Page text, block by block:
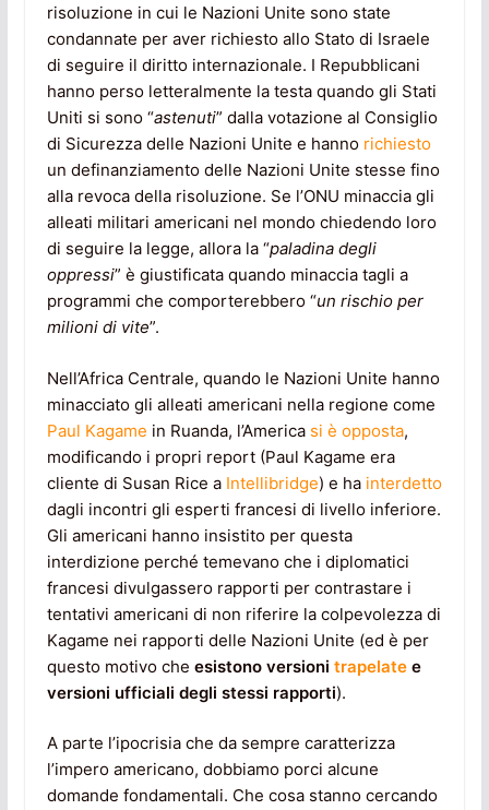
risoluzione in cui le Nazioni Unite sono state
condannate per aver richiesto allo Stato di Israele
di seguire il diritto internazionale. I Repubblicani
hanno perso letteralmente la testa quando gli Stati
Uniti si sono “astenuti” dalla votazione al Consiglio
di Sicurezza delle Nazioni Unite e hanno richiesto
un definanziamento delle Nazioni Unite stesse fino
alla revoca della risoluzione. Se l’ONU minaccia gli
alleati militari americani nel mondo chiedendo loro
di seguire la legge, allora la “paladina degli
oppressi” è giustificata quando minaccia tagli a
programmi che comporterebbero “un rischio per
milioni di vite”.
Nell’Africa Centrale, quando le Nazioni Unite hanno
minacciato gli alleati americani nella regione come
Paul Kagame in Ruanda, l’America si è opposta,
modificando i propri report (Paul Kagame era
cliente di Susan Rice a Intellibridge) e ha interdetto
dagli incontri gli esperti francesi di livello inferiore.
Gli americani hanno insistito per questa
interdizione perché temevano che i diplomatici
francesi divulgassero rapporti per contrastare i
tentativi americani di non riferire la colpevolezza di
Kagame nei rapporti delle Nazioni Unite (ed è per
questo motivo che esistono versioni trapelatee
versioni ufficiali degli stessi rapporti).
A parte l’ipocrisia che da sempre caratterizza
l’impero americano, dobbiamo porci alcune
domande fondamentali. Che cosa stanno cercando